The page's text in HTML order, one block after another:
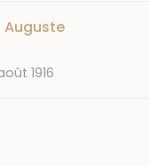
Auguste
1916